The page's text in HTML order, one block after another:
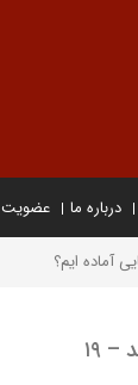
درباره ما عضویت
آماده ایم؟
۱۹